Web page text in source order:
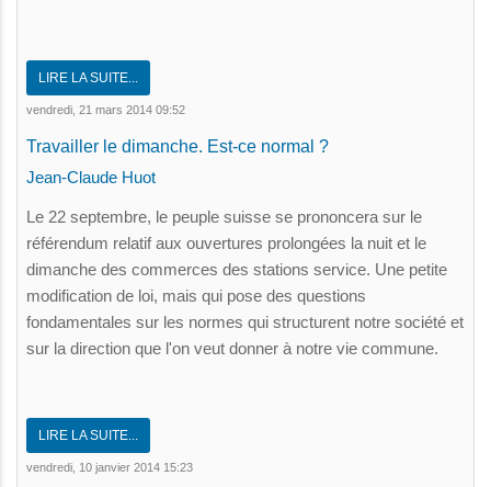
LIRE LA SUITE...
vendredi, 21 mars 2014 09:52
Travailler le dimanche. Est-ce normal ?
Jean-Claude Huot
Le 22 septembre, le peuple suisse se prononcera sur le
référendum relatif aux ouvertures prolongées la nuit et le
dimanche des commerces des stations service. Une petite
modification de loi, mais qui pose des questions
fondamentales sur les normes qui structurent notre société et
sur la direction que l'on veut donner à notre vie commune.
LIRE LA SUITE...
vendredi, 10 janvier 2014 15:23